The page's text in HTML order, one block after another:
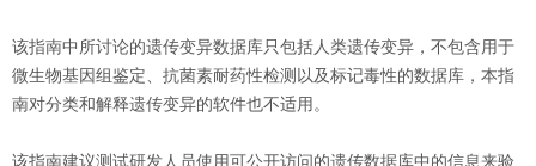
该指南中所讨论的遗传变异数据库只包括人类遗传变异，不包含用于
微生物基因组鉴定、抗菌素耐药性检测以及标记毒性的数据库，本指
南对分类和解释遗传变异的软件也不适用。
该指南建议测试研发人员使用可公开访问的遗传数据库中的信息来验